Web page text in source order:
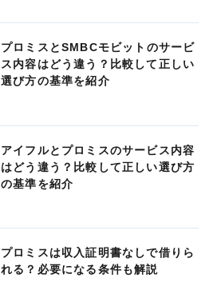
プロミスとSMBCモビットのサービ
ス内容はどう違う？比較して正しい
選び方の基準を紹介
アイフルとプロミスのサービス内容
はどう違う？比較して正しい選び方
の基準を紹介
プロミスは収入証明書なしで借りら
れる？必要になる条件も解説